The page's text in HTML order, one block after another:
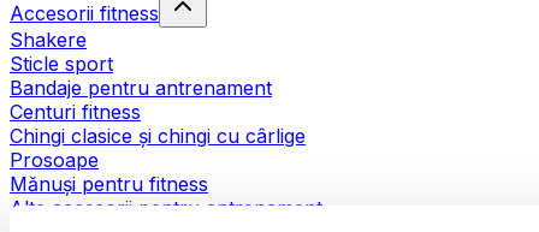
Accesorii fitness
Shakere
Sticle sport
Bandaje pentru antrenament
Centuri fitness
Chingi clasice și chingi cu cârlige
Prosoape
Mănuși pentru fitness
Alte accesorii pentru antrenament